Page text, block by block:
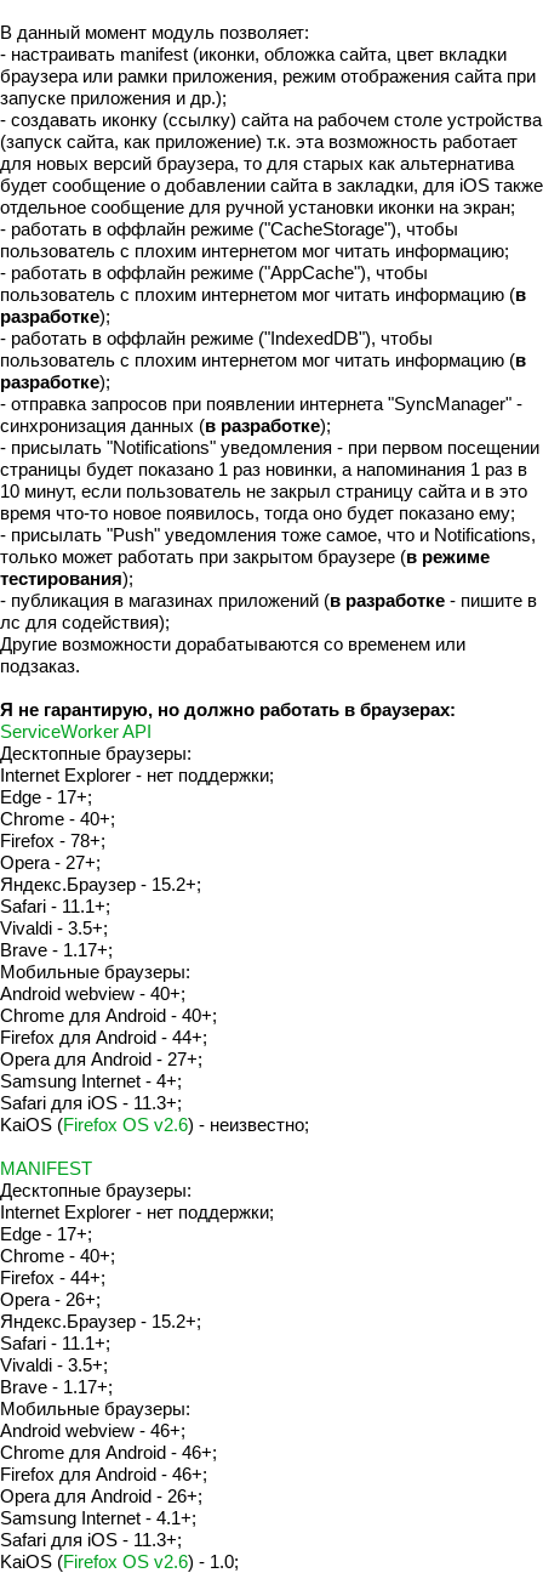
В данный момент модуль позволяет:
- настраивать manifest (иконки, обложка сайта, цвет вкладки
браузера или рамки приложения, режим отображения сайта при
запуске приложения и др.);
- создавать иконку (ссылку) сайта на рабочем столе устройства
(запуск сайта, как приложение) т.к. эта возможность работает
для новых версий браузера, то для старых как альтернатива
будет сообщение о добавлении сайта в закладки, для iOS также
отдельное сообщение для ручной установки иконки на экран;
- работать в оффлайн режиме ("CacheStorage"), чтобы
пользователь с плохим интернетом мог читать информацию;
- работать в оффлайн режиме ("AppCache"), чтобы
пользователь с плохим интернетом мог читать информацию (в
разработке);
- работать в оффлайн режиме ("IndexedDB"), чтобы
пользователь с плохим интернетом мог читать информацию (в
разработке);
- отправка запросов при появлении интернета "SyncManager" -
синхронизация данных (в разработке);
- присылать "Notifications" уведомления - при первом посещении
страницы будет показано 1 раз новинки, а напоминания 1 раз в
10 минут, если пользователь не закрыл страницу сайта и в это
время что-то новое появилось, тогда оно будет показано ему;
- присылать "Push" уведомления тоже самое, что и Notifications,
только может работать при закрытом браузере (в режиме
тестирования);
- публикация в магазинах приложений (в разработке - пишите в
лс для содействия);
Другие возможности дорабатываются со временем или
подзаказ.
Я не гарантирую, но должно работать в браузерах:
ServiceWorker API
Десктопные браузеры:
Internet Explorer - нет поддержки;
Edge - 17+;
Chrome - 40+;
Firefox - 78+;
Opera - 27+;
Яндекс.Браузер - 15.2+;
Safari - 11.1+;
Vivaldi - 3.5+;
Brave - 1.17+;
Мобильные браузеры:
Android webview - 40+;
Chrome для Android - 40+;
Firefox для Android - 44+;
Opera для Android - 27+;
Samsung Internet - 4+;
Safari для iOS - 11.3+;
KaiOS (Firefox OS v2.6) - неизвестно;
MANIFEST
Десктопные браузеры:
Internet Explorer - нет поддержки;
Edge - 17+;
Chrome - 40+;
Firefox - 44+;
Opera - 26+;
Яндекс.Браузер - 15.2+;
Safari - 11.1+;
Vivaldi - 3.5+;
Brave - 1.17+;
Мобильные браузеры:
Android webview - 46+;
Chrome для Android - 46+;
Firefox для Android - 46+;
Opera для Android - 26+;
Samsung Internet - 4.1+;
Safari для iOS - 11.3+;
KaiOS (Firefox OS v2.6) - 1.0;